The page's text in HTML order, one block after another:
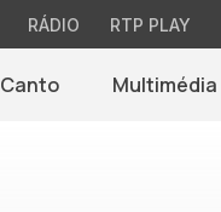
RÁDIO RTP PLAY
Canto Multimédia